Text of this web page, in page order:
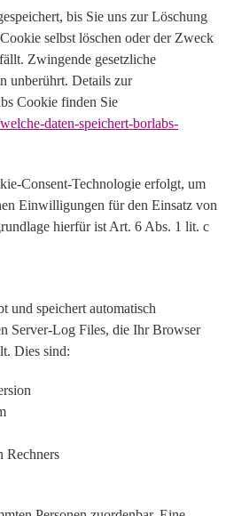
bis Sie uns zur Löschung
selbst löschen oder der Zweck
Zwingende gesetzliche
unberührt. Details zur
Cookie finden Sie
daten-speichert-borlabs-
Consent-Technologie erfolgt, um
Einwilligungen für den Einsatz von
hierfür ist Art. 6 Abs. 1 lit. c
und speichert automatisch
Server-Log Files, die Ihr Browser
Dies sind:
Rechners